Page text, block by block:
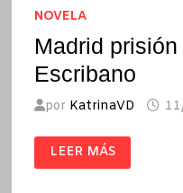
NOVELA
Madrid
Escribano
por KatrinaVD
MADRID
PRISIÓN
/
LEER MÁS